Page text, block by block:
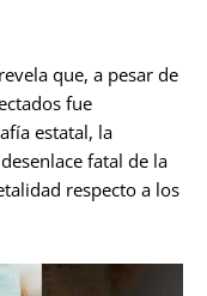
que, a pesar de
fue
estatal, la
fatal de la
respecto a los